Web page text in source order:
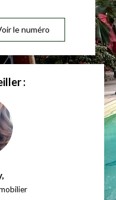
le numéro
:
,